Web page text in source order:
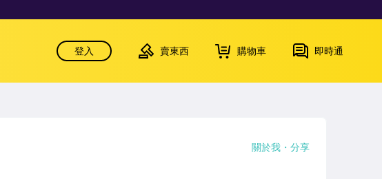
登入 賣東西 購物車 即時通
關於我 分享